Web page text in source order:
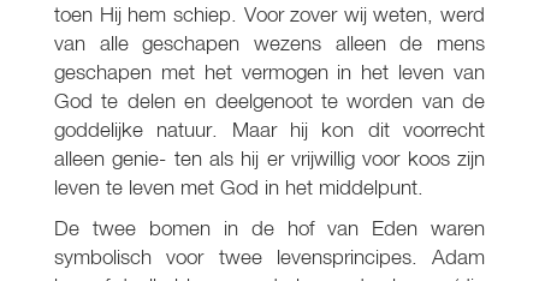
toen Hij hem schiep. Voor zover wij weten, werd
van alle geschapen wezens alleen de mens
geschapen met het vermogen in het leven van
God te delen en deelgenoot te worden van de
goddelijke natuur. Maar hij kon dit voorrecht
alleen genie- ten als hij er vrijwillig voor koos zijn
leven te leven met God in het middelpunt.
De twee bomen in de hof van Eden waren
symbolisch voor twee levensprincipes. Adam